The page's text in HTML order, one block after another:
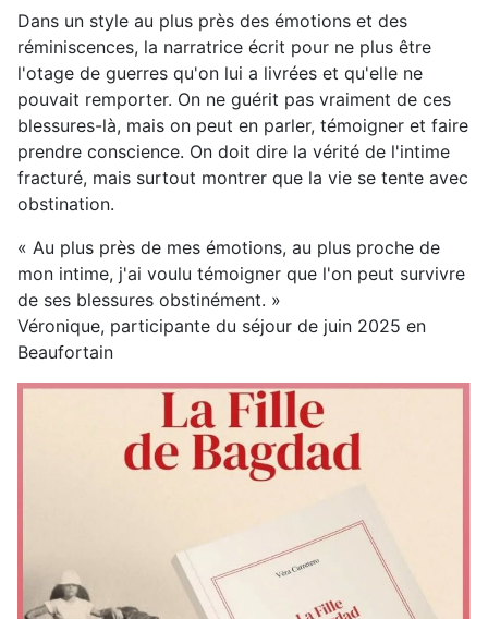
Dans un style au plus près des émotions et des
réminiscences, la narratrice écrit pour ne plus être
l'otage de guerres qu'on lui a livrées et qu'elle ne
pouvait remporter. On ne guérit pas vraiment de ces
blessures-là, mais on peut en parler, témoigner et faire
prendre conscience. On doit dire la vérité de l'intime
fracturé, mais surtout montrer que la vie se tente avec
obstination.
« Au plus près de mes émotions, au plus proche de
mon intime, j'ai voulu témoigner que l'on peut survivre
de ses blessures obstinément. »
Véronique, participante du séjour de juin 2025 en
Beaufortain